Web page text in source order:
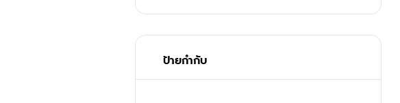
ป้ายกำกับ